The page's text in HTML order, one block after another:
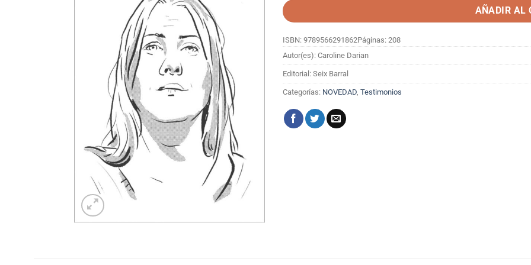
AÑADIR AL
ISBN: 9789566291862Páginas: 208
Autor(es): Caroline Darian
Editorial: Seix Barral
Categorías: NOVEDAD, Testimonios